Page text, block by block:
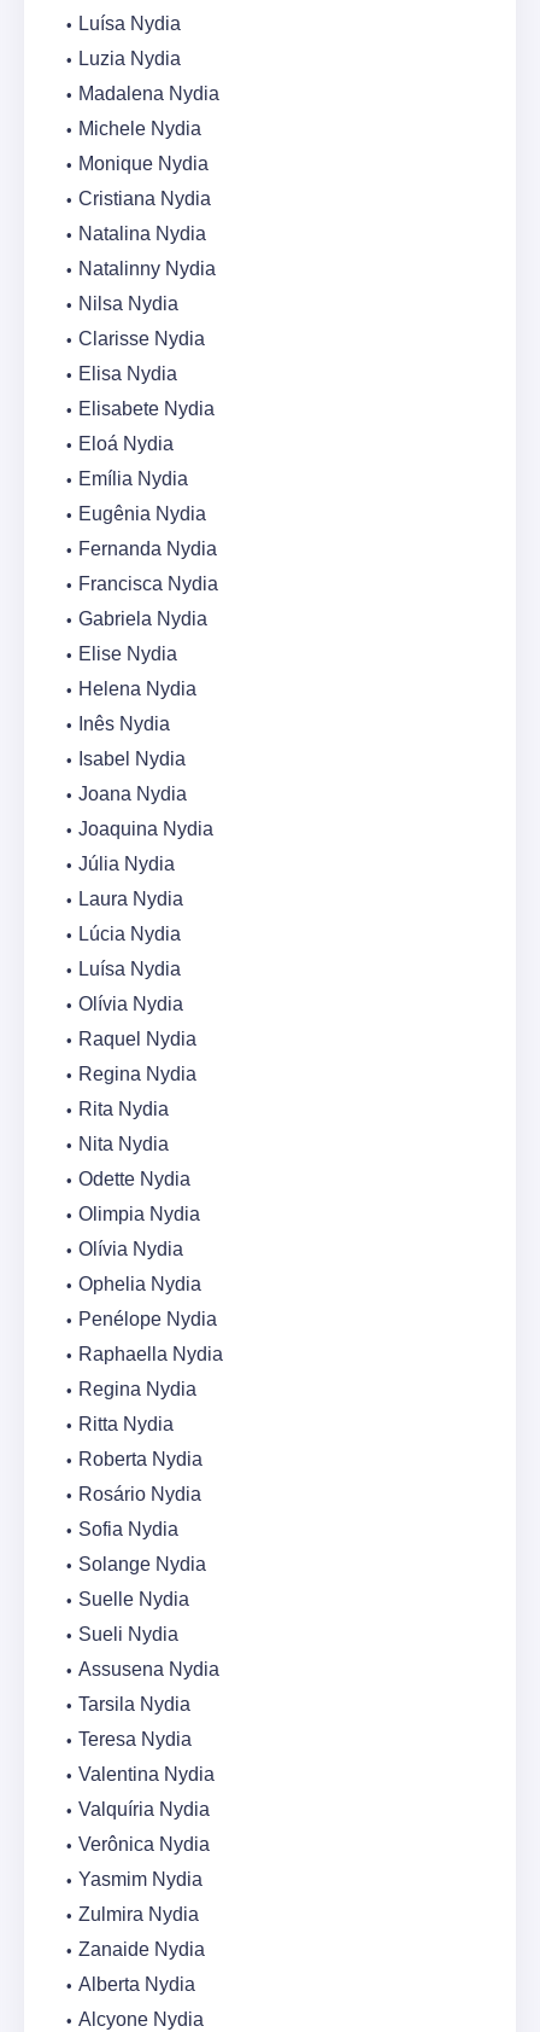
Luísa Nydia
Luzia Nydia
Madalena Nydia
Michele Nydia
Monique Nydia
Cristiana Nydia
Natalina Nydia
Natalinny Nydia
Nilsa Nydia
Clarisse Nydia
Elisa Nydia
Elisabete Nydia
Eloá Nydia
Emília Nydia
Eugênia Nydia
Fernanda Nydia
Francisca Nydia
Gabriela Nydia
Elise Nydia
Helena Nydia
Inês Nydia
Isabel Nydia
Joana Nydia
Joaquina Nydia
Júlia Nydia
Laura Nydia
Lúcia Nydia
Luísa Nydia
Olívia Nydia
Raquel Nydia
Regina Nydia
Rita Nydia
Nita Nydia
Odette Nydia
Olimpia Nydia
Olívia Nydia
Ophelia Nydia
Penélope Nydia
Raphaella Nydia
Regina Nydia
Ritta Nydia
Roberta Nydia
Rosário Nydia
Sofia Nydia
Solange Nydia
Suelle Nydia
Sueli Nydia
Assusena Nydia
Tarsila Nydia
Teresa Nydia
Valentina Nydia
Valquíria Nydia
Verônica Nydia
Yasmim Nydia
Zulmira Nydia
Zanaide Nydia
Alberta Nydia
Alcyone Nydia